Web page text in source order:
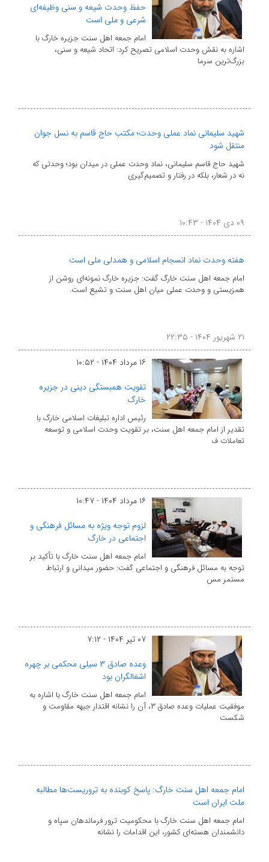
حفظ وحدت شیعه و سنی وظیفه‌ای
شرعی و ملی است
امام جمعه اهل سنت جزیره خارگ با
اشاره به نقش وحدت اسلامی تصریح کرد: اتحاد شیعه و سنی،
بزرگ‌ترین سرما
شهید سلیمانی نماد عملی وحدت؛ مکتب حاج قاسم به نسل جوان
منتقل شود
شهید حاج قاسم سلیمانی، نماد وحدت عملی در میدان بود؛ وحدتی که
نه در شعار، بلکه در رفتار و تصمیم‌گیری
۰۹ دی ۱۴۰۴ - ۱۰:۴۳
هفته وحدت نماد انسجام اسلامی و همدلی ملی است
امام جمعه اهل سنت خارگ گفت: جزیره خارگ نمونه‌ای روشن از
همزیستی و وحدت عملی میان اهل سنت و تشیع است.
۲۱ شهریور ۱۴۰۴ - ۲۲:۳۵
۱۶ مرداد ۱۴۰۴ - ۱۰:۵۲
تقویت همبستگی دینی در جزیره
خارگ
رئیس اداره تبلیغات اسلامی خارگ با
تقدیر از امام جمعه اهل سنت، بر تقویت وحدت اسلامی و توسعه
تعاملات ف
۱۶ مرداد ۱۴۰۴ - ۱۰:۴۷
لزوم توجه ویژه به مسائل فرهنگی و
اجتماعی در خارگ
امام جمعه اهل سنت خارگ با تأکید بر
توجه به مسائل فرهنگی و اجتماعی گفت: حضور میدانی و ارتباط
مستمر مس
۰۷ تیر ۱۴۰۴ - ۷:۱۲
وعده صادق ۳ سیلی محکمی بر چهره
اشغالگران بود
امام جمعه اهل سنت خارگ با اشاره به
موفقیت عملیات وعده صادق ۳، آن را نشانه اقتدار جبهه مقاومت و
شکست
امام جمعه اهل سنت خارگ: پاسخ کوبنده به تروریست‌ها مطالبه
ملت ایران است
امام جمعه اهل سنت خارگ با محکومیت ترور فرماندهان سپاه و
دانشمندان هسته‌ای کشور، این اقدامات را نشانه